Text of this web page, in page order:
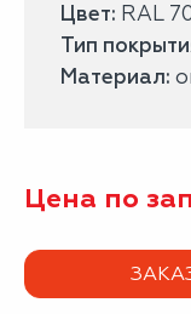
Цвет: RAL
Тип
Материал:
Цена по